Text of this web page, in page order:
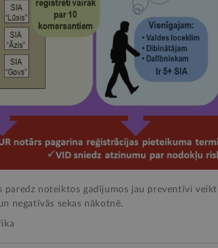
paredz noteiktos gadījumos jau preventīvi
negatīvās sekas nākotnē.